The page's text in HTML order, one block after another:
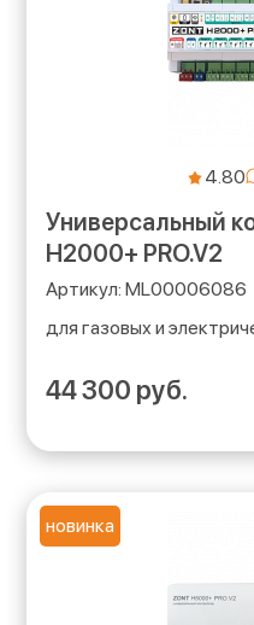
4.80
Универсальный
H2000+ PRO.V2
ML00006086
для газовых и
44 300 руб.
новинка